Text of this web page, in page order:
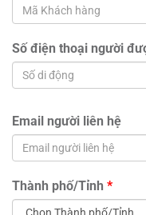
Số điện thoại người
Email người liên hệ
Thành phố/Tỉnh *